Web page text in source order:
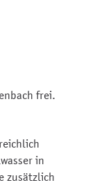
frei.
in
zusätzlich